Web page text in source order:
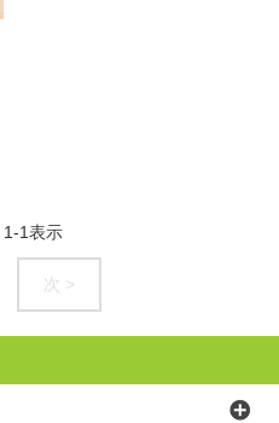
1-1表示
次 >